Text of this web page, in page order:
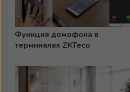
Функция домофона в
терминалах ZKTeco